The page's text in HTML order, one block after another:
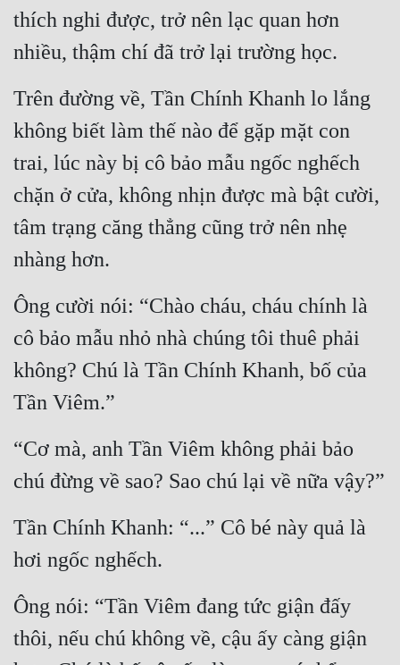
thích nghi được, trở nên lạc quan hơn
nhiều, thậm chí đã trở lại trường học.
Trên đường về, Tần Chính Khanh lo lắng
không biết làm thế nào để gặp mặt con
trai, lúc này bị cô bảo mẫu ngốc nghếch
chặn ở cửa, không nhịn được mà bật cười,
tâm trạng căng thẳng cũng trở nên nhẹ
nhàng hơn.
Ông cười nói: “Chào cháu, cháu chính là
cô bảo mẫu nhỏ nhà chúng tôi thuê phải
không? Chú là Tần Chính Khanh, bố của
Tần Viêm.”
“Cơ mà, anh Tần Viêm không phải bảo
chú đừng về sao? Sao chú lại về nữa vậy?”
Tần Chính Khanh: “...” Cô bé này quả là
hơi ngốc nghếch.
Ông nói: “Tần Viêm đang tức giận đấy
thôi, nếu chú không về, cậu ấy càng giận